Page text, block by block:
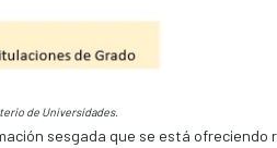
de Universidades.
sesgada que se está ofreciendo